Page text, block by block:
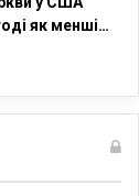
як менші…